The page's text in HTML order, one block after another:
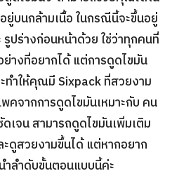
บนกล้ามเนื้อ ในกรณีนี้จะขึ้นอยู่
ปร่างก่อนหน้าด้วย ใช่ว่าทุกคนที่
างที่อยากได้ แต่การดูดไขมัน
ทำให้คุณมี Sixpack ที่สวยงาม
คจากการดูดไขมันเหมาะกับ คน
เจนสามารถดูดไขมันเพิ่มเติม
ะดูสวยงามขึ้นได้ แต่หากอยาก
ลำดับขั้นตอนแบบนี้ค่ะ